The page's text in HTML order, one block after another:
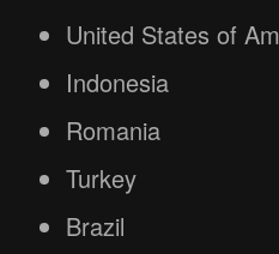
United States of
Indonesia
Romania
Turkey
Brazil